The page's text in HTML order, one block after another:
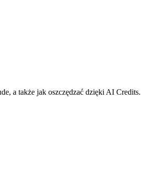
a także jak oszczędzać dzięki AI Credits.